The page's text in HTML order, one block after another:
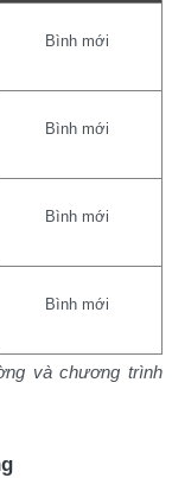
Bình mới
Bình mới
Bình mới
Bình mới
và chương trình